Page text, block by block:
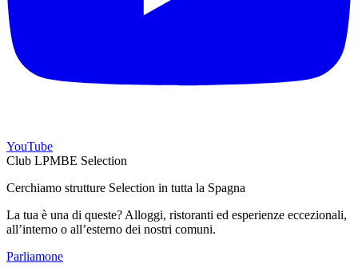
YouTube
Club LPMBE Selection
Cerchiamo strutture Selection in tutta la Spagna
La tua è una di queste? Alloggi, ristoranti ed esperienze eccezionali,
all’interno o all’esterno dei nostri comuni.
Parliamone